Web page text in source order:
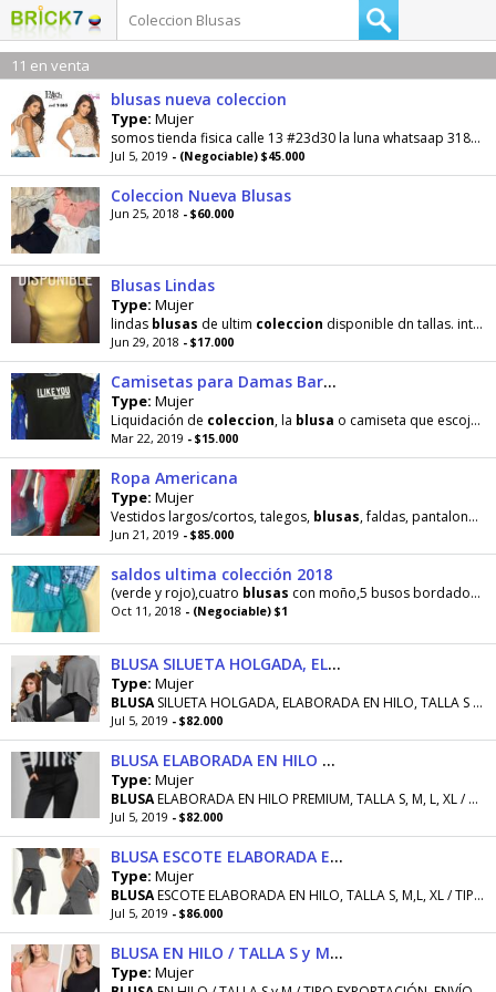
11 en venta
blusas nueva coleccion
Type: Mujer
somos tienda fisica calle 13 #23d30 la luna whatsaap 3184684731
Jul 5, 2019 - (Negociable) $45.000
Coleccion Nueva Blusas
Jun 25, 2018 - $60.000
Blusas Lindas
Type: Mujer
lindas blusas de ultim coleccion disponible dn tallas. intagram @chivis_clothes
Jun 29, 2018 - $17.000
Camisetas para Damas Baratas
Type: Mujer
Liquidación de coleccion, la blusa o camiseta que escojas una en $15 mil dos en $25mil
Mar 22, 2019 - $15.000
Ropa Americana
Type: Mujer
Vestidos largos/cortos, talegos, blusas, faldas, pantalones super económicos por cambio
Jun 21, 2019 - $85.000
saldos ultima colección 2018
(verde y rojo),cuatro blusas con moño,5 busos bordados con capota,dos bermudas,4 camisetas ,7 gorros
Oct 11, 2018 - (Negociable) $1
BLUSA SILUETA HOLGADA, ELABORADA EN HILO, TALLA S y M / ENVÍO GRATIS
Type: Mujer
BLUSASILUETA HOLGADA, ELABORADA EN HILO, TALLA S y M / ENVÍO GRATIS. MATERIAL: HILO PREMIUM
Jul 5, 2019 - $82.000
BLUSA ELABORADA EN HILO PREMIUM, TALLA S, M, L, XL / PRODUCTO COLOMBIANO, TIPO EXPORTACIÓN
Type: Mujer
BLUSAELABORADA EN HILO PREMIUM, TALLA S, M, L, XL / PRODUCTO COLOMBIANO, TIPO EXPORTACIÓN
Jul 5, 2019 - $82.000
BLUSA ESCOTE ELABORADA EN HILO, TALLA S, M,L, XL / TIPO EXPORTACIÓN, ENVÍO GRATIS
Type: Mujer
BLUSAESCOTE ELABORADA EN HILO, TALLA S, M,L, XL / TIPO EXPORTACIÓN, ENVÍO GRATIS. MATERIAL: HILO
Jul 5, 2019 - $86.000
BLUSA EN HILO / TALLA S y M / TIPO EXPORTACIÓN, ENVÍO SIN COSTO
Type: Mujer